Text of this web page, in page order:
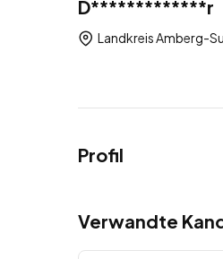
D*************r
Landkreis Amberg-
Profil
Verwandte